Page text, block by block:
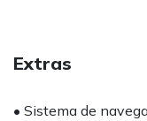
Extras
• Sistema de